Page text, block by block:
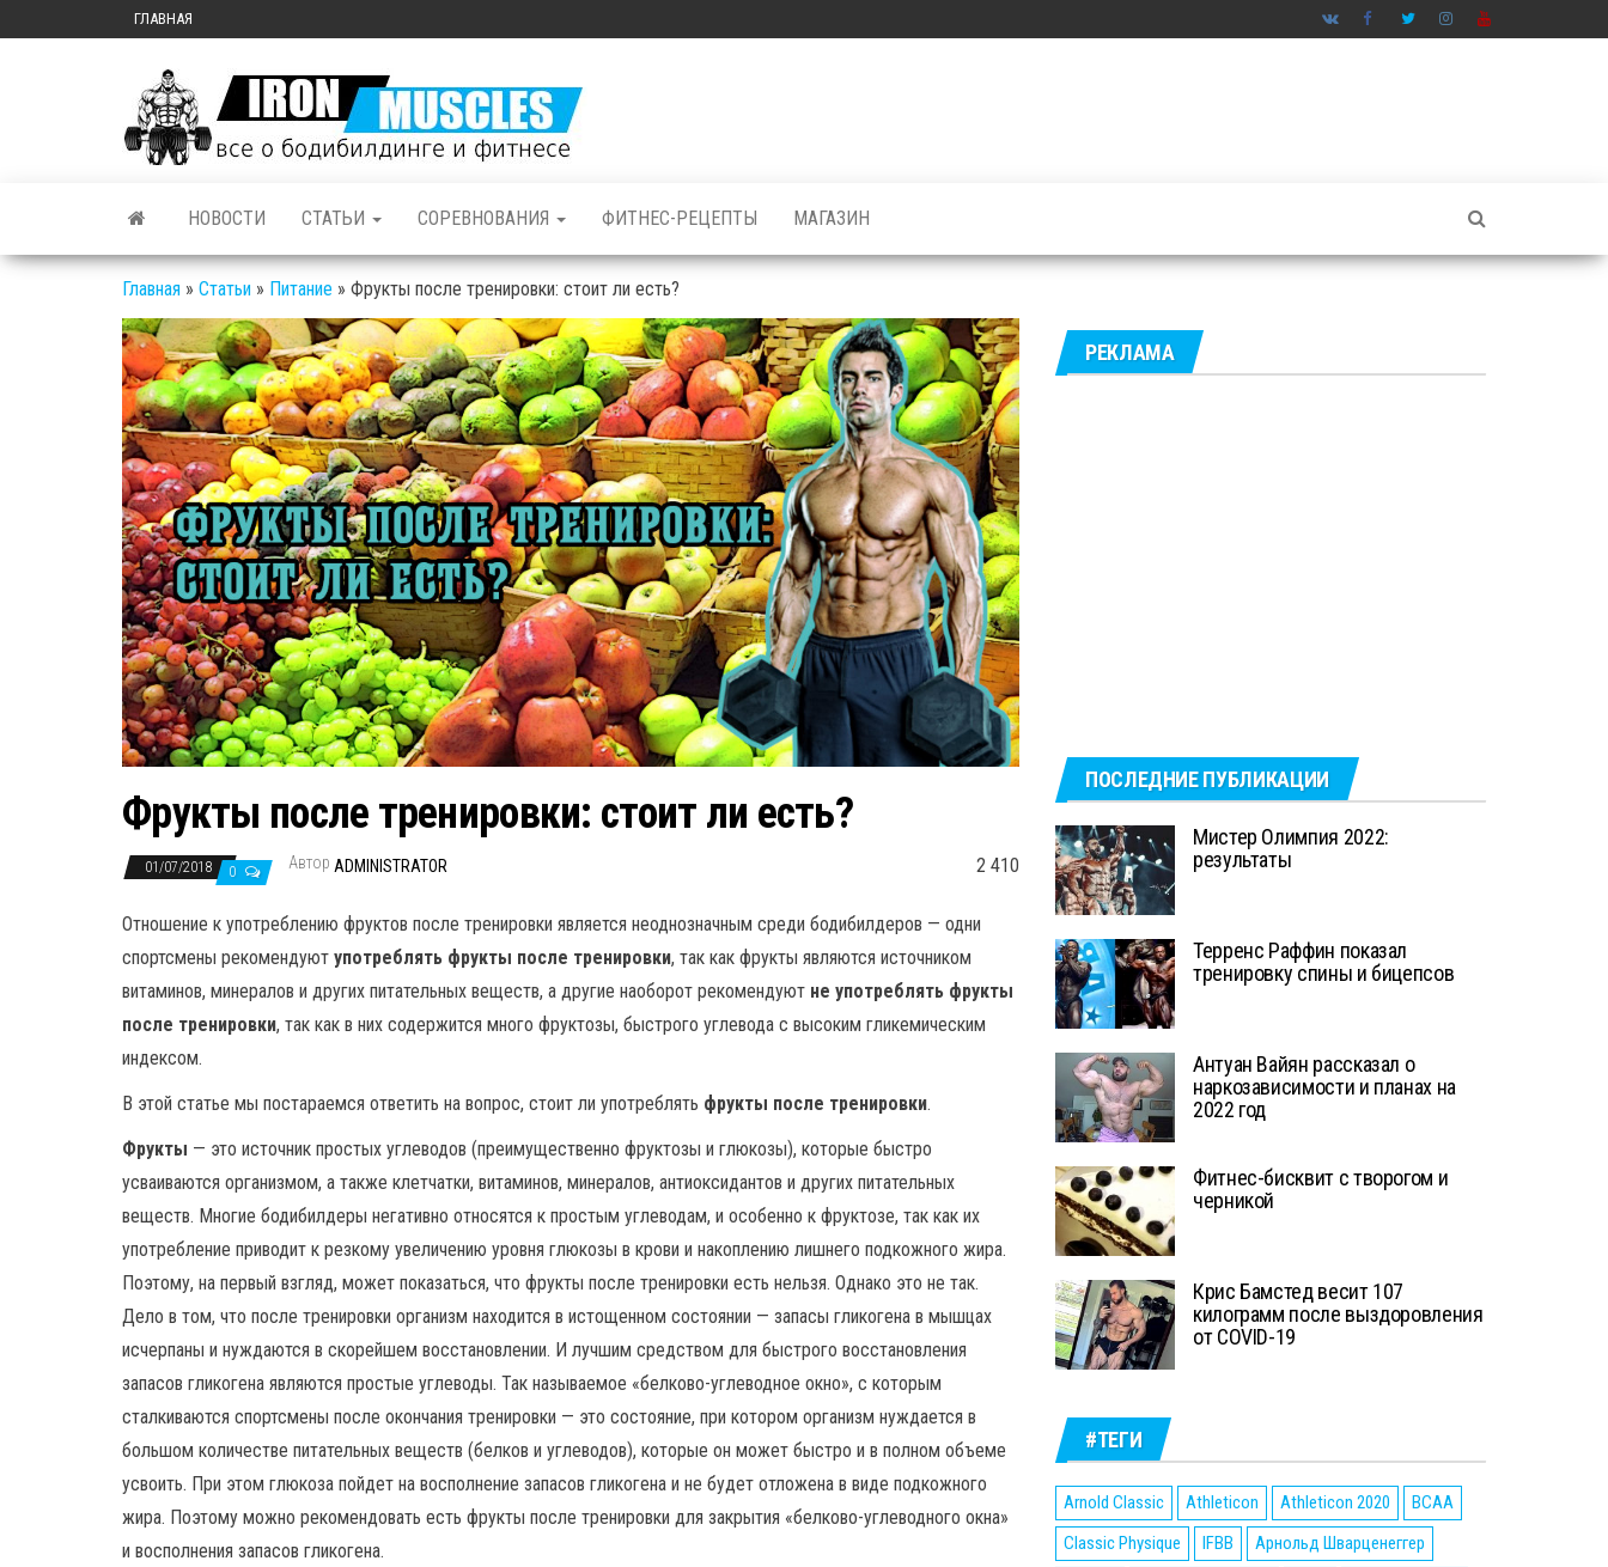
ГЛАВНАЯ
и фитнесе
НОВОСТИ СТАТЬИ СОРЕВНОВАНИЯ ФИТНЕС-РЕЦЕПТЫ МАГАЗИН
Главная » Статьи » Питание » Фрукты после тренировки: стоит ли есть?
Фрукты после тренировки: стоит ли есть?
01/07/2018 0 Автор ADMINISTRATOR 2 410
Отношение к употреблению фруктов после тренировки является неоднозначным среди бодибилдеров — одни
спортсмены рекомендуют употреблять фрукты после тренировки, так как фрукты являются источником
витаминов, минералов и других питательных веществ, а другие наоборот рекомендуют не употреблять фрукты
после тренировки, так как в них содержится много фруктозы, быстрого углевода с высоким гликемическим
индексом.
В этой статье мы постараемся ответить на вопрос, стоит ли употреблять фрукты после тренировки.
Фрукты — это источник простых углеводов (преимущественно фруктозы и глюкозы), которые быстро
усваиваются организмом, а также клетчатки, витаминов, минералов, антиоксидантов и других питательных
веществ. Многие бодибилдеры негативно относятся к простым углеводам, и особенно к фруктозе, так как их
употребление приводит к резкому увеличению уровня глюкозы в крови и накоплению лишнего подкожного жира.
Поэтому, на первый взгляд, может показаться, что фрукты после тренировки есть нельзя. Однако это не так.
Дело в том, что после тренировки организм находится в истощенном состоянии — запасы гликогена в мышцах
исчерпаны и нуждаются в скорейшем восстановлении. И лучшим средством для быстрого восстановления
запасов гликогена являются простые углеводы. Так называемое «белково-углеводное окно», с которым
сталкиваются спортсмены после окончания тренировки — это состояние, при котором организм нуждается в
большом количестве питательных веществ (белков и углеводов), которые он может быстро и в полном объеме
усвоить. При этом глюкоза пойдет на восполнение запасов гликогена и не будет отложена в виде подкожного
жира. Поэтому можно рекомендовать есть фрукты после тренировки для закрытия «белково-углеводного окна»
и восполнения запасов гликогена.
РЕКЛАМА
ПОСЛЕДНИЕ ПУБЛИКАЦИИ
Мистер Олимпия 2022:
результаты
Терренс Раффин показал
тренировку спины и бицепсов
Антуан Вайян рассказал о
наркозависимости и планах на
2022 год
Фитнес-бисквит с творогом и
черникой
Крис Бамстед весит 107
килограмм после выздоровления
от COVID-19
#ТЕГИ
Arnold Classic Athleticon Athleticon 2020
BCAA
Classic Physique
IFBB
Арнольд Шварценеггер